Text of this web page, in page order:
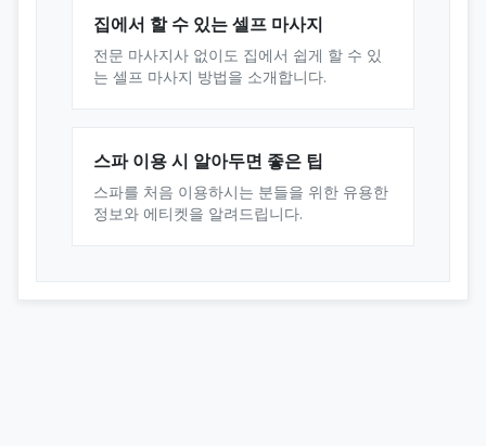
집에서 할 수 있는 셀프 마사지
전문 마사지사 없이도 집에서 쉽게 할 수 있
는 셀프 마사지 방법을 소개합니다.
스파 이용 시 알아두면 좋은 팁
스파를 처음 이용하시는 분들을 위한 유용한
정보와 에티켓을 알려드립니다.